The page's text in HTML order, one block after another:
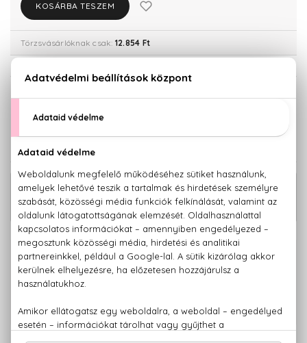
KOSÁRBA TESZEM
Törzsvásárlóknak csak: 12.854 Ft
KISZERELÉS KIVÁLASZTÁSA
Best of Chevignon Eau De Toilette
Mini 4,5 ml
5.320 Ft
100% eredeti termékek,14 napos visszaküldési garanciával
Kérdésed van, elakadtál? Hívd ügyfélszolgálatunkat: